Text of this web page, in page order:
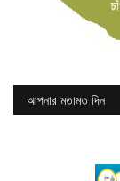
আপনার মতামত দিন